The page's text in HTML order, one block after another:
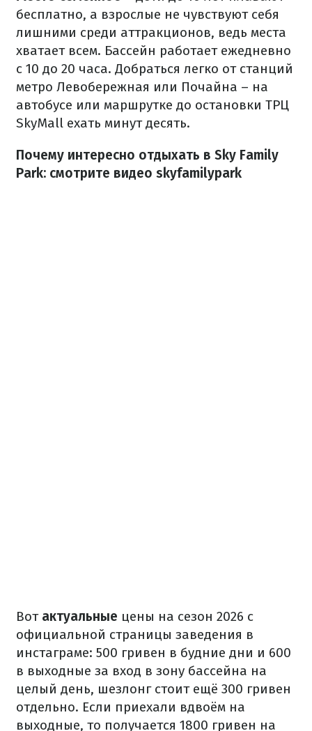
бесплатно, а взрослые не чувствуют себя
лишними среди аттракционов, ведь места
хватает всем. Бассейн работает ежедневно
с 10 до 20 часа. Добраться легко от станций
метро Левобережная или Почайна – на
автобусе или маршрутке до остановки ТРЦ
SkyMall ехать минут десять.
Почему интересно отдыхать в Sky Family
Park: смотрите видео skyfamilypark
Вот актуальные цены на сезон 2026 с
официальной страницы заведения в
инстаграме: 500 гривен в будние дни и 600
в выходные за вход в зону бассейна на
целый день, шезлонг стоит ещё 300 гривен
отдельно. Если приехали вдвоём на
выходные, то получается 1800 гривен на